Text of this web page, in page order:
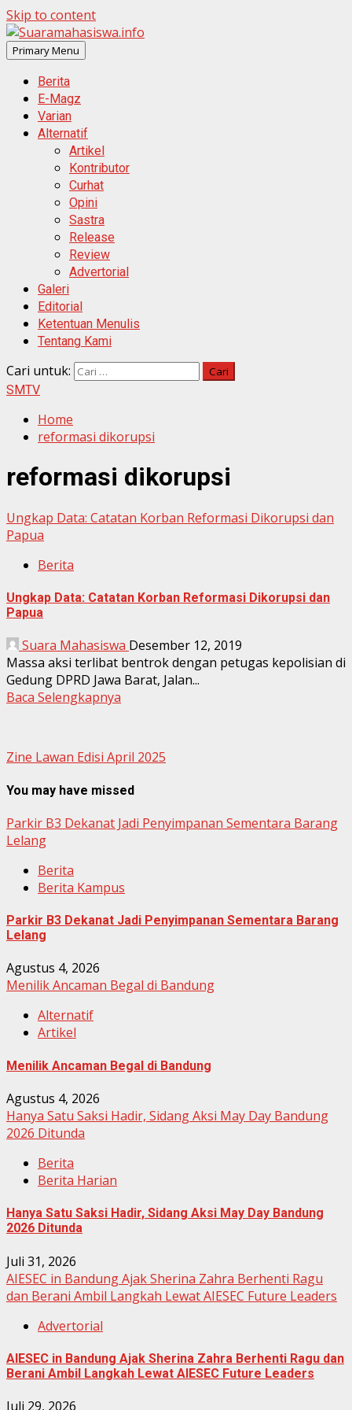
Skip to content
Primary Menu
Berita
E-Magz
Varian
Alternatif
Artikel
Kontributor
Curhat
Opini
Sastra
Release
Review
Advertorial
Galeri
Editorial
Ketentuan Menulis
Tentang Kami
Cari untuk:
SMTV
Home
reformasi dikorupsi
reformasi dikorupsi
Ungkap Data: Catatan Korban Reformasi Dikorupsi dan
Papua
Berita
Ungkap Data: Catatan Korban Reformasi Dikorupsi dan
Papua
Suara Mahasiswa Desember 12, 2019
Massa aksi terlibat bentrok dengan petugas kepolisian di
Gedung DPRD Jawa Barat, Jalan...
Baca Selengkapnya
Zine Lawan Edisi April 2025
You may have missed
Parkir B3 Dekanat Jadi Penyimpanan Sementara Barang
Lelang
Berita
Berita Kampus
Parkir B3 Dekanat Jadi Penyimpanan Sementara Barang
Lelang
Agustus 4, 2026
Menilik Ancaman Begal di Bandung
Alternatif
Artikel
Menilik Ancaman Begal di Bandung
Agustus 4, 2026
Hanya Satu Saksi Hadir, Sidang Aksi May Day Bandung
2026 Ditunda
Berita
Berita Harian
Hanya Satu Saksi Hadir, Sidang Aksi May Day Bandung
2026 Ditunda
Juli 31, 2026
AIESEC in Bandung Ajak Sherina Zahra Berhenti Ragu
dan Berani Ambil Langkah Lewat AIESEC Future Leaders
Advertorial
AIESEC in Bandung Ajak Sherina Zahra Berhenti Ragu dan
Berani Ambil Langkah Lewat AIESEC Future Leaders
Juli 29, 2026